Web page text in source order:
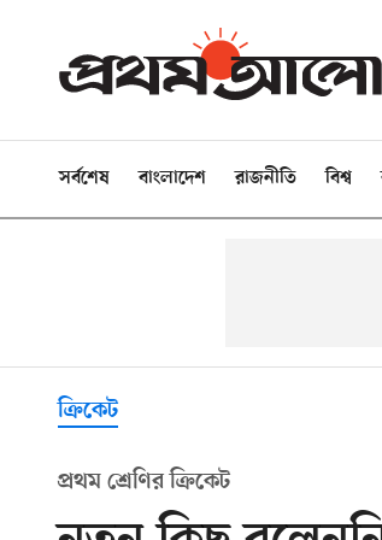
সর্বশেষ বাংলাদেশ রাজনীতি বিশ্ব
ক্রিকেট
প্রথম শ্রেণির ক্রিকেট